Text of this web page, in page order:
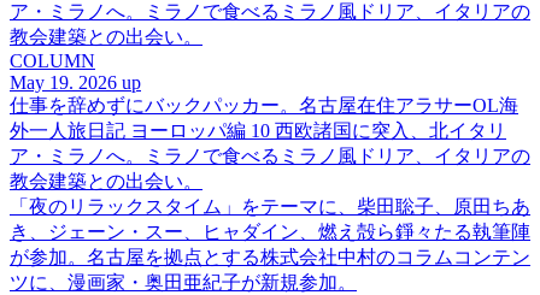
ア・ミラノへ。ミラノで食べるミラノ風ドリア、イタリアの
教会建築との出会い。
COLUMN
May 19. 2026 up
仕事を辞めずにバックパッカー。名古屋在住アラサーOL海
外一人旅日記 ヨーロッパ編 10 西欧諸国に突入、北イタリ
ア・ミラノへ。ミラノで食べるミラノ風ドリア、イタリアの
教会建築との出会い。
「夜のリラックスタイム」をテーマに、柴田聡子、原田ちあ
き、ジェーン・スー、ヒャダイン、燃え殻ら錚々たる執筆陣
が参加。名古屋を拠点とする株式会社中村のコラムコンテン
ツに、漫画家・奥田亜紀子が新規参加。